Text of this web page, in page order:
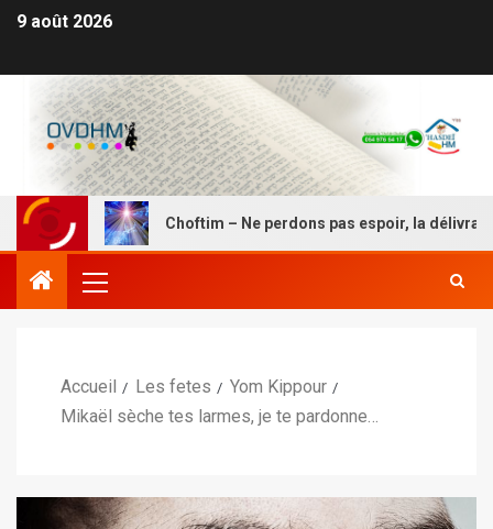
9 août 2026
Choftim – Ne perdons pas espoir, la délivrance est
Accueil Les fetes
Yom Kippour
Mikaël sèche tes larmes, je te pardonne…